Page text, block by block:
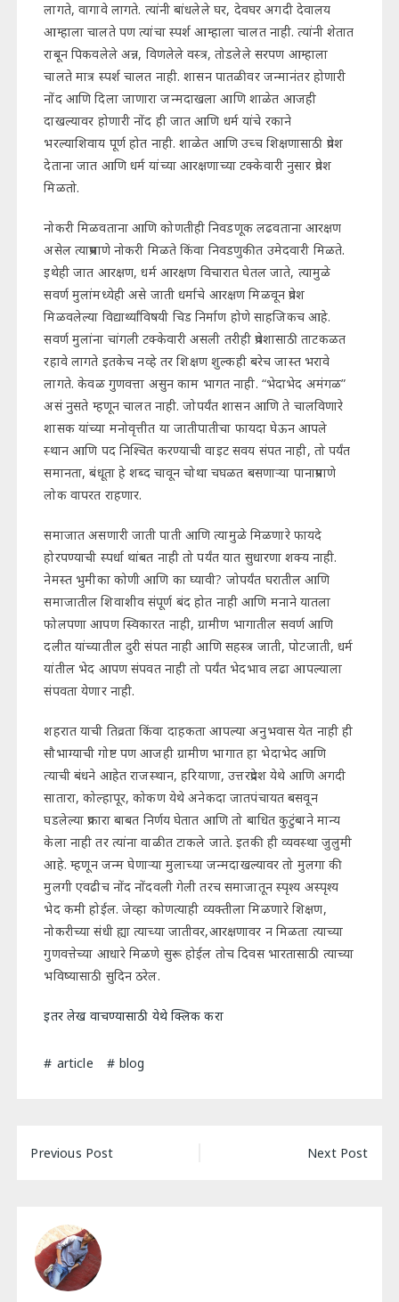
लागते, वागावे लागते. त्यांनी बांधलेले घर, देवघर अगदी देवालय
आम्हाला चालते पण त्यांचा स्पर्श आम्हाला चालत नाही. त्यांनी शेतात
राबून पिकवलेले अन्न, विणलेले वस्त्र, तोडलेले सरपण आम्हाला
चालते मात्र स्पर्श चालत नाही. शासन पातळीवर जन्मानंतर होणारी
नोंद आणि दिला जाणारा जन्मदाखला आणि शाळेत आजही
दाखल्यावर होणारी नोंद ही जात आणि धर्म यांचे रकाने
भरल्याशिवाय पूर्ण होत नाही. शाळेत आणि उच्च शिक्षणासाठी प्रवेश
देताना जात आणि धर्म यांच्या आरक्षणाच्या टक्केवारी नुसार प्रवेश
मिळतो.
नोकरी मिळवताना आणि कोणतीही निवडणूक लढवताना आरक्षण
असेल त्याप्रमाणे नोकरी मिळते किंवा निवडणुकीत उमेदवारी मिळते.
इथेही जात आरक्षण, धर्म आरक्षण विचारात घेतल जाते, त्यामुळे
सवर्ण मुलांमध्येही असे जाती धर्माचे आरक्षण मिळवून प्रवेश
मिळवलेल्या विद्यार्थ्यांविषयी चिड निर्माण होणे साहजिकच आहे.
सवर्ण मुलांना चांगली टक्केवारी असली तरीही प्रवेशासाठी ताटकळत
रहावे लागते इतकेच नव्हे तर शिक्षण शुल्कही बरेच जास्त भरावे
लागते. केवळ गुणवत्ता असुन काम भागत नाही. “भेदाभेद अमंगळ”
असं नुसते म्हणून चालत नाही. जोपर्यंत शासन आणि ते चालविणारे
शासक यांच्या मनोवृत्तीत या जातीपातीचा फायदा घेऊन आपले
स्थान आणि पद निश्चित करण्याची वाइट सवय संपत नाही, तो पर्यंत
समानता, बंधूता हे शब्द चावून चोथा चघळत बसणाऱ्या पानाप्रमाणे
लोक वापरत राहणार.
समाजात असणारी जाती पाती आणि त्यामुळे मिळणारे फायदे
होरपण्याची स्पर्धा थांबत नाही तो पर्यंत यात सुधारणा शक्य नाही.
नेमस्त भुमीका कोणी आणि का घ्यावी? जोपर्यंत घरातील आणि
समाजातील शिवाशीव संपूर्ण बंद होत नाही आणि मनाने यातला
फोलपणा आपण स्विकारत नाही, ग्रामीण भागातील सवर्ण आणि
दलीत यांच्यातील दुरी संपत नाही आणि सहस्त्र जाती, पोटजाती, धर्म
यांतील भेद आपण संपवत नाही तो पर्यंत भेदभाव लढा आपल्याला
संपवता येणार नाही.
शहरात याची तिव्रता किंवा दाहकता आपल्या अनुभवास येत नाही ही
सौभाग्याची गोष्ट पण आजही ग्रामीण भागात हा भेदाभेद आणि
त्याची बंधने आहेत राजस्थान, हरियाणा, उत्तरप्रदेश येथे आणि अगदी
सातारा, कोल्हापूर, कोकण येथे अनेकदा जातपंचायत बसवून
घडलेल्या प्रकारा बाबत निर्णय घेतात आणि तो बाधित कुटुंबाने मान्य
केला नाही तर त्यांना वाळीत टाकले जाते. इतकी ही व्यवस्था जुलुमी
आहे. म्हणून जन्म घेणाऱ्या मुलाच्या जन्मदाखल्यावर तो मुलगा की
मुलगी एवढीच नोंद नोंदवली गेली तरच समाजातून स्पृश्य अस्पृश्य
भेद कमी होईल. जेव्हा कोणत्याही व्यक्तीला मिळणारे शिक्षण,
नोकरीच्या संधी ह्या त्याच्या जातीवर,आरक्षणावर न मिळता त्याच्या
गुणवत्तेच्या आधारे मिळणे सुरू होईल तोच दिवस भारतासाठी त्याच्या
भविष्यासाठी सुदिन ठरेल.
इतर लेख वाचण्यासाठी येथे क्लिक करा
article blog
Post
Previous Post Next Post